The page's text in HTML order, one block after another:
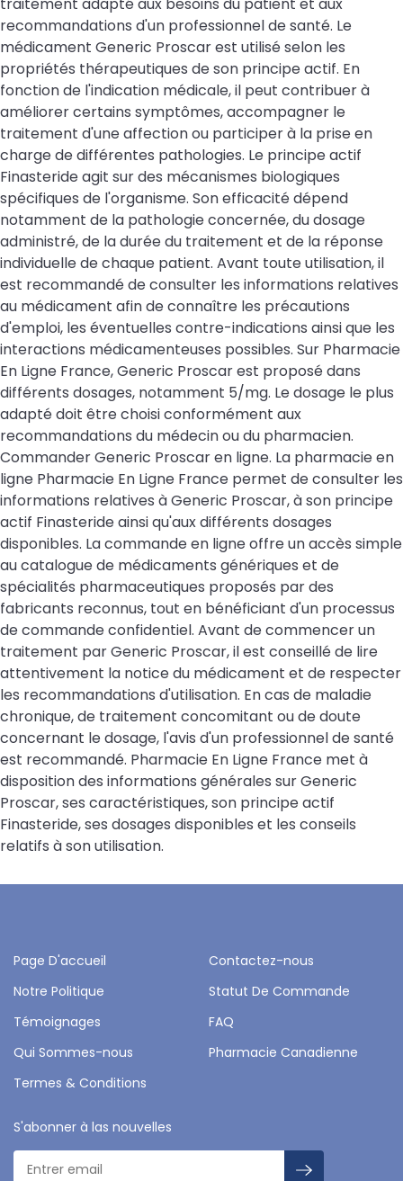
recommandations d'un professionnel de santé. Le
médicament Generic Proscar est utilisé selon les
propriétés thérapeutiques de son principe actif. En
fonction de l'indication médicale, il peut contribuer à
améliorer certains symptômes, accompagner le
traitement d'une affection ou participer à la prise en
charge de différentes pathologies. Le principe actif
Finasteride agit sur des mécanismes biologiques
spécifiques de l'organisme. Son efficacité dépend
notamment de la pathologie concernée, du dosage
administré, de la durée du traitement et de la réponse
individuelle de chaque patient. Avant toute utilisation, il
est recommandé de consulter les informations relatives
au médicament afin de connaître les précautions
d'emploi, les éventuelles contre-indications ainsi que les
interactions médicamenteuses possibles. Sur Pharmacie
En Ligne France, Generic Proscar est proposé dans
différents dosages, notamment 5/mg. Le dosage le plus
adapté doit être choisi conformément aux
recommandations du médecin ou du pharmacien.
Commander Generic Proscar en ligne. La pharmacie en
ligne Pharmacie En Ligne France permet de consulter les
informations relatives à Generic Proscar, à son principe
actif Finasteride ainsi qu'aux différents dosages
disponibles. La commande en ligne offre un accès simple
au catalogue de médicaments génériques et de
spécialités pharmaceutiques proposés par des
fabricants reconnus, tout en bénéficiant d'un processus
de commande confidentiel. Avant de commencer un
traitement par Generic Proscar, il est conseillé de lire
attentivement la notice du médicament et de respecter
les recommandations d'utilisation. En cas de maladie
chronique, de traitement concomitant ou de doute
concernant le dosage, l'avis d'un professionnel de santé
est recommandé. Pharmacie En Ligne France met à
disposition des informations générales sur Generic
Proscar, ses caractéristiques, son principe actif
Finasteride, ses dosages disponibles et les conseils
relatifs à son utilisation.
Page D'accueil
Contactez-nous
Notre Politique
Statut De Commande
Témoignages
FAQ
Qui Sommes-nous
Pharmacie Canadienne
Termes & Conditions
S'abonner à las nouvelles